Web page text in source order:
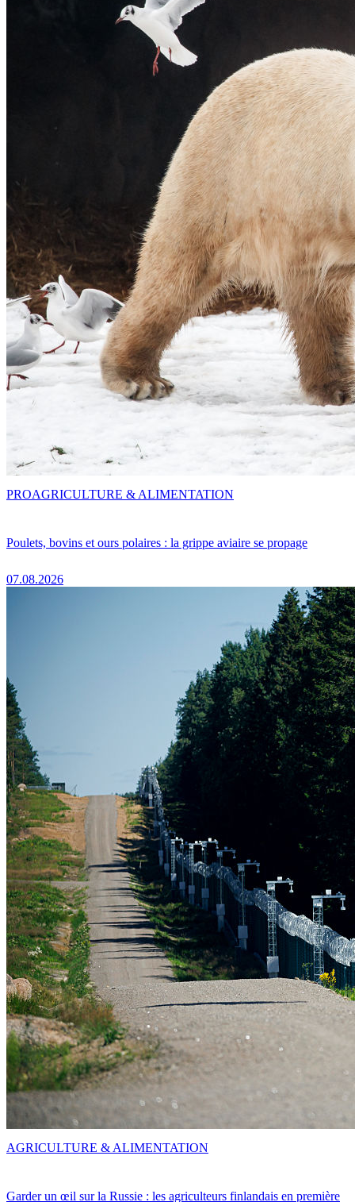
Poulets, bovins et ours polaires : la grippe aviaire se propage
07.08.2026
PROAGRICULTURE & ALIMENTATION
Garder un œil sur la Russie : les agriculteurs finlandais en première
AGRICULTURE & ALIMENTATION